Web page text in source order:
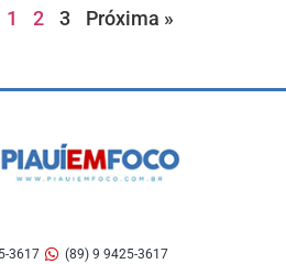
1 2 3 Próxima »
3617
(89) 9 9425-3617